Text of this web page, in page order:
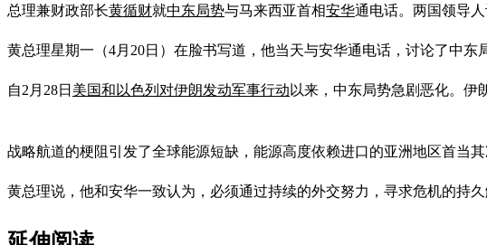
总理兼财政部长黄循财就中东局势与马来西亚首相安华通电话。两国领导
黄总理星期一（4月20日）在脸书写道，他当天与安华通电话，讨论了中东
自2月28日 美国和以色列对伊朗发动军事行动 以来，中东局势急剧恶化。伊
战略航道的梗阻引发了全球能源短缺，能源高度依赖进口的亚洲地区首当其
黄总理说，他和安华一致认为，必须通过持续的外交努力，寻求危机的持